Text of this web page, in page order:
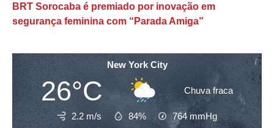
BRT Sorocaba é premiado por inovação em
segurança feminina com “Parada Amiga”
New York City
26°C Chuva fraca
2.2 m/s 84% 764mmHg